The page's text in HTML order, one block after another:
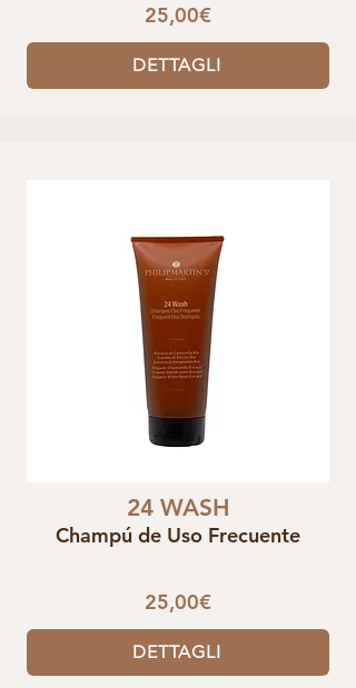
25,00€
DETTAGLI
24 WASH
Champú de Uso Frecuente
25,00€
DETTAGLI